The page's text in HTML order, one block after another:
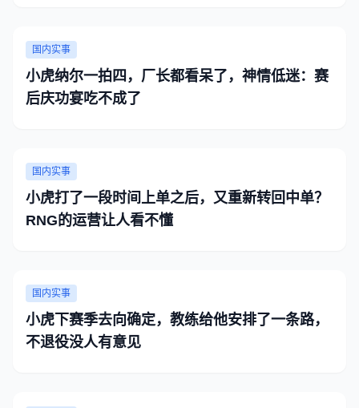
国内实事
小虎纳尔一拍四，厂长都看呆了，神情低迷：赛
后庆功宴吃不成了
国内实事
小虎打了一段时间上单之后，又重新转回中单？
RNG的运营让人看不懂
国内实事
小虎下赛季去向确定，教练给他安排了一条路，
不退役没人有意见